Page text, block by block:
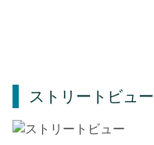
ストリートビュー